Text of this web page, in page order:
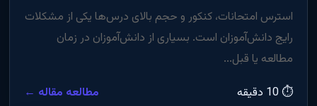
استرس امتحانات، کنکور و حجم بالای درس‌ها یکی از مشکلات
رایج دانش‌آموزان است. بسیاری از دانش‌آموزان در زمان
مطالعه یا قبل...
⏱ 10 دقیقه
مطالعه مقاله ←